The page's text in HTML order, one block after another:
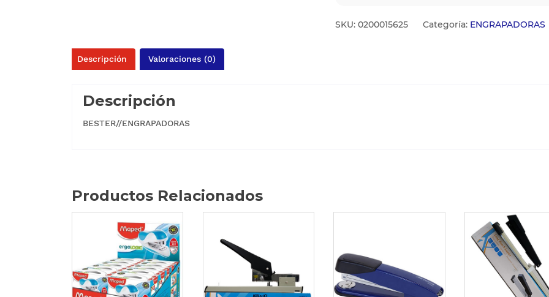
SKU: 0200015625 Categoría: ENGRAPADORAS
Descripción Valoraciones (0)
Descripción
BESTER//ENGRAPADORAS
Productos Relacionados